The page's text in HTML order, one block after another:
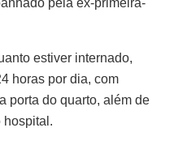
pela ex-primeira-
estiver internado,
horas por dia, com
porta do quarto, além de
hospital.